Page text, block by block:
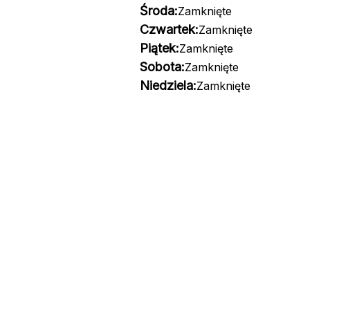
Środa:Zamknięte
Czwartek:Zamknięte
Piątek:Zamknięte
Sobota:Zamknięte
Niedziela:Zamknięte